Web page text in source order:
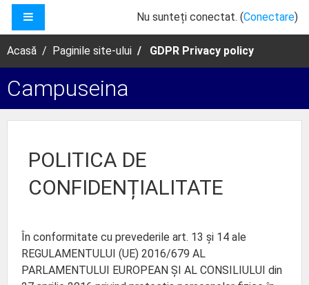
Sari la conţinutul principal
Nu sunteți conectat. (Conectare)
Acasă Paginile site-ului GDPR Privacy policy
Campuseina
POLITICA DE
CONFIDENȚIALITATE
În conformitate cu prevederile art. 13 și 14 ale
REGULAMENTULUI (UE) 2016/679 AL
PARLAMENTULUI EUROPEAN ȘI AL CONSILIULUI din